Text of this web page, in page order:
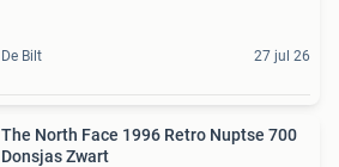
De Bilt 27 jul 26
The North Face 1996 Retro Nuptse 700
Donsjas Zwart